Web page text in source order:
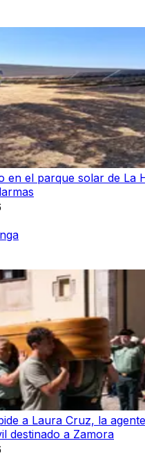
en el parque solar de La
a Laura Cruz, la
destinado a Zamora